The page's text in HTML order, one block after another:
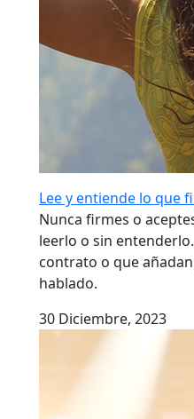
Lee y entiende lo que
Nunca firmes o
leerlo o sin
contrato o que
hablado.
30 Diciembre, 2023